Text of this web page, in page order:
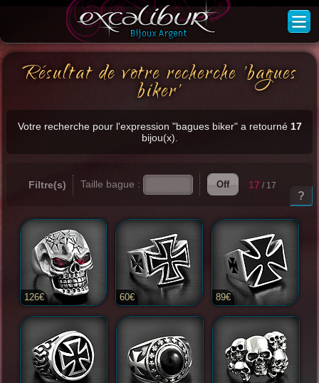
Résultat de votre recherche 'bagues
biker'
Votre recherche pour l'expression "bagues biker" a retourné 17
bijou(x).
Filtre(s) Taille bague : Off 17 / 17
?
126€ 60€ 89€